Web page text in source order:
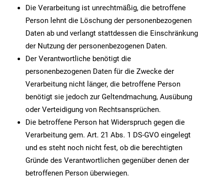
Die Verarbeitung ist unrechtmäßig, die betroffene
Person lehnt die Löschung der personenbezogenen
Daten ab und verlangt stattdessen die Einschränkung
der Nutzung der personenbezogenen Daten.
Der Verantwortliche benötigt die
personenbezogenen Daten für die Zwecke der
Verarbeitung nicht länger, die betroffene Person
benötigt sie jedoch zur Geltendmachung, Ausübung
oder Verteidigung von Rechtsansprüchen.
Die betroffene Person hat Widerspruch gegen die
Verarbeitung gem. Art. 21 Abs. 1 DS-GVO eingelegt
und es steht noch nicht fest, ob die berechtigten
Gründe des Verantwortlichen gegenüber denen der
betroffenen Person überwiegen.